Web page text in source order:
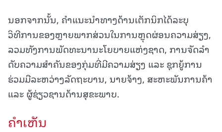
ນອກຈາກນັ້ນ, ຄໍາແນະນໍາທາງດ້ານເຕັກນິກໄດ້ລະບຸ
ວິທີການຂອງຫຼາຍພາກສ່ວນໃນການຫຼຸດຜ່ອນຄວາມສ່ຽງ,
ລວມທັງການພັດທະນານະໂຍບາຍແຫ່ງຊາດ, ການຈັດລໍາ
ດັບຄວາມສໍາຄັນຂອງກຸ່ມທີ່ມີຄວາມສ່ຽງ ແລະ ຊຸກຍູ້ການ
ຮ່ວມມືລະຫວ່າງລັດຖະບານ, ນາຍຈ້າງ, ສະຫະພັນການຄ້າ
ແລະ ຜູ້ຊ່ຽວຊານດ້ານສຸຂະພາບ.
ຄໍາເຫັນ